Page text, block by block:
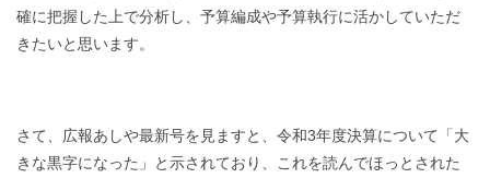
確に把握した上で分析し、予算編成や予算執行に活かしていただ
きたいと思います。
さて、広報あしや最新号を見ますと、令和3年度決算について「大
きな黒字になった」と示されており、これを読んでほっとされた